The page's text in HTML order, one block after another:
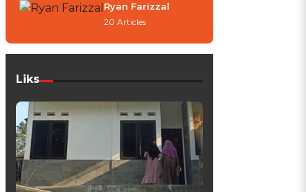
Ryan Farizzal
20 Articles
Liks